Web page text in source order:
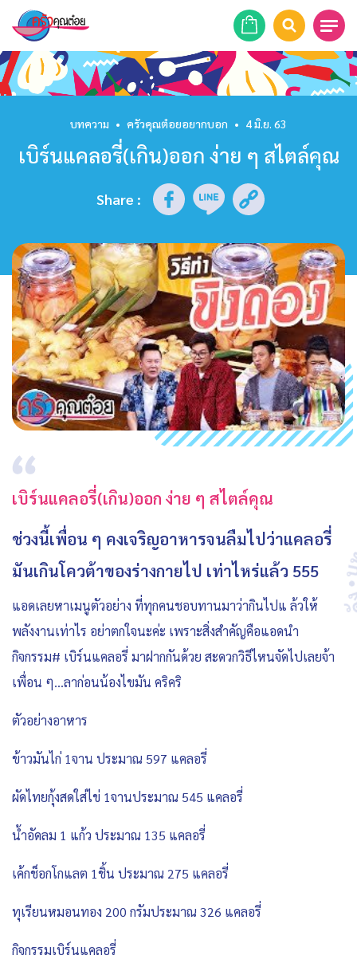
หน้าแรก
สูตรอาหาร
ร้านอาหาร
รายการย้อนหลัง
บทความ
ข่าวสาร
ติดต่อเรา
บทความ • ครัวคุณต๋อยอยากบอก • 4 มิ.ย. 63
เบิร์นแคลอรี่(เกิน)ออก ง่าย ๆ สไตล์คุณ
Share :
เบิร์นแคลอรี่(เกิน)ออก ง่าย ๆ สไตล์คุณ
ช่วงนี้เพื่อน ๆ คงเจริญอาหารจนลืมไปว่าแคลอรี่
มันเกินโควต้าของร่างกายไป เท่าไหร่แล้ว 555
แอดเลยหาเมนูตัวอย่าง ที่ทุกคนชอบทานมาว่ากินไปแ ล้วให้
พลังงานเท่าไร อย่าตกใจนะค่ะ เพราะสิ่งสำคัญคือแอดนำ
กิจกรรม# เบิร์นแคลอรี่ มาฝากกันด้วย สะดวกวิธีไหนจัดไปเลยจ้า
เพื่อน ๆ…ลาก่อนน้องไขมัน คริคริ
ตัวอย่างอาหาร
ข้าวมันไก่ 1จาน ประมาณ 597 แคลอรี่
ผัดไทยกุ้งสดใส่ไข่ 1จานประมาณ 545 แคลอรี่
น้ำอัดลม 1 แก้ว ประมาณ 135 แคลอรี่
เค้กช็อกโกแลต 1ชิ้น ประมาณ 275 แคลอรี่
ทุเรียนหมอนทอง 200 กรัมประมาณ 326 แคลอรี่
กิจกรรมเบิร์นแคลอรี่